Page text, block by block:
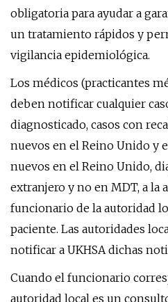
obligatoria para ayudar a
un tratamiento rápidos y
vigilancia epidemiológica.
Los médicos (practicantes
deben notificar cualquier
diagnosticado, casos con
nuevos en el Reino Unido y
nuevos en el Reino Unido,
extranjero y no en MDT, a la
funcionario de la autoridad
paciente. Las autoridades
notificar a UKHSA dichas
Cuando el funcionario
autoridad local es un